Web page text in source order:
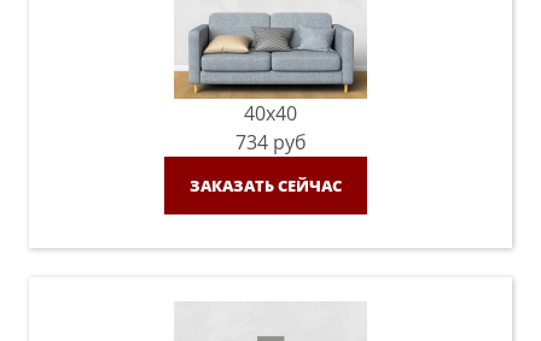
40x40
734 руб
ЗАКАЗАТЬ СЕЙЧАС